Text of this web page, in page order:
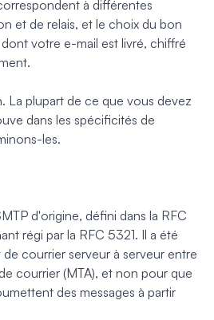
à différentes
et de relais, et le choix du bon
votre e-mail est livré, chiffré
La plupart de ce que vous devez
dans les spécificités de
les.
d'origine, défini dans la RFC
régi par la RFC 5321. Il a été
courrier serveur à serveur entre
courrier (MTA), et non pour que
des messages à partir